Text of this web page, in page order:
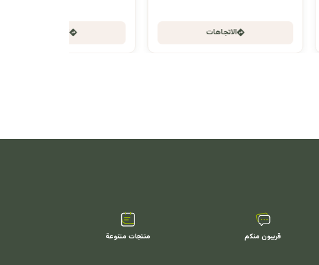
قريبون منكم منتجات متنوعة